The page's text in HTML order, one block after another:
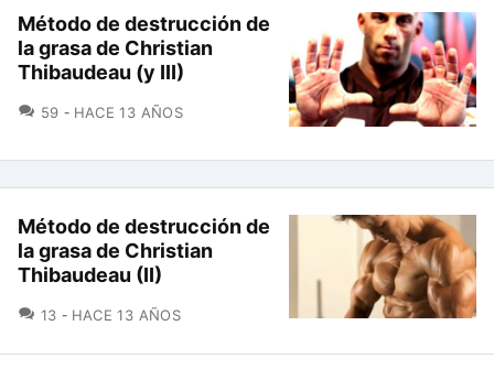
Método de destrucción de
la grasa de Christian
Thibaudeau (y III)
59 COMENTARIOS
HACE 13 AÑOS
Método de destrucción de
la grasa de Christian
Thibaudeau (II)
13 COMENTARIOS
HACE 13 AÑOS